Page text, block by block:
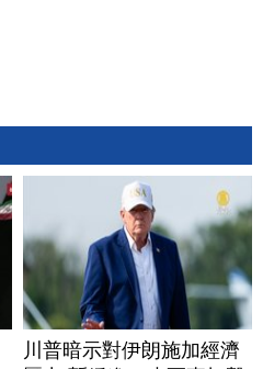
川普暗示對伊朗施加經濟